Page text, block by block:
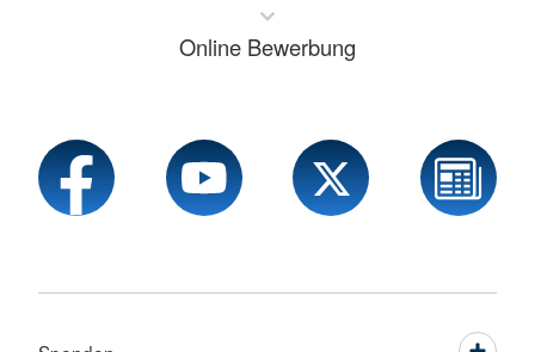
Online Bewerbung